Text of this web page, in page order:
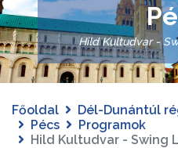
Hild Kultudvar -
Főoldal Dél-Dunántúl
Pécs
Programok
Hild Kultudvar - Swing